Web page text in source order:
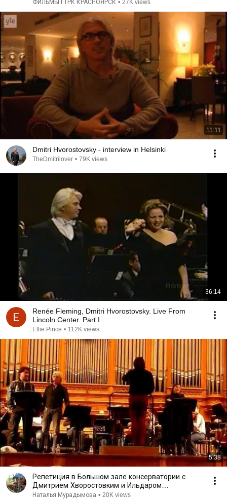
ФИЛЬМЫ ГТРК КРАСНОЯРСК • 27K views
11:11
Dmitri Hvorostovsky - interview in Helsinki
TheDmitrilover • 79K views
36:14
Renée Fleming, Dmitri Hvorostovsky. Live From
Lincoln Center. Part I
Ellie Pince • 112K views
5:38
Репетиция в Большом зале консерватории с
Дмитрием Хворостовким и Ильдаром
Абдразаковым.
Наталья Мурадымова • 20K views